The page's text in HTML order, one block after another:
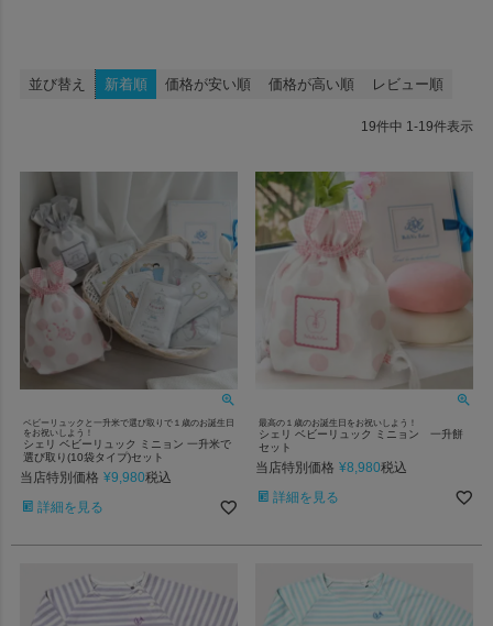
並び替え 新着順 価格が安い順 価格が高い順 レビュー順
19件中 1-19件表示
ベビーリュックと一升米で選び取りで１歳のお誕生日
をお祝いしよう！
シェリ ベビーリュック ミニョン 一升米で
選び取り(10袋タイプ)セット
当店特別価格 ¥9,980税込
詳細を見る
最高の１歳のお誕生日をお祝いしよう！
シェリ ベビーリュック ミニョン 一升餅
セット
当店特別価格 ¥8,980税込
詳細を見る